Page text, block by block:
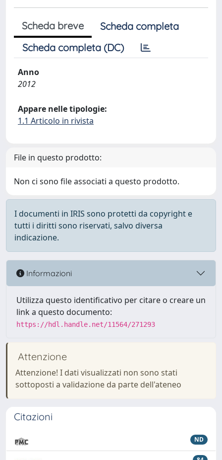
Scheda breve
Scheda completa
Scheda completa (DC)
Anno
2012
Appare nelle tipologie:
1.1 Articolo in rivista
File in questo prodotto:
Non ci sono file associati a questo prodotto.
I documenti in IRIS sono protetti da copyright e
tutti i diritti sono riservati, salvo diversa
indicazione.
Informazioni
Utilizza questo identificativo per citare o creare un
link a questo documento:
https://hdl.handle.net/11564/271293
Attenzione
Attenzione! I dati visualizzati non sono stati
sottoposti a validazione da parte dell'ateneo
Citazioni
ND